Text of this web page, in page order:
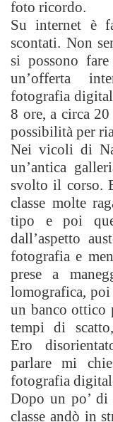
foto ricordo.
Su internet è
scontati. Non
si possono
un’offerta
fotografia
8 ore, a circa
possibilità per
Nei vicoli di
un’antica
svolto il corso.
classe molte
tipo e poi
dall’aspetto
fotografia e
prese a
lomografica,
un banco ottico
tempi di
Ero
parlare mi
fotografia
Dopo un po’
classe andò in